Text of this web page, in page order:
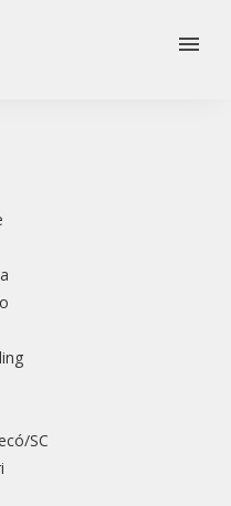
menu